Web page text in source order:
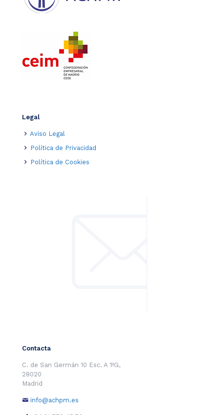
Legal
Aviso Legal
Política de Privacidad
Política de Cookies
Contacta
C. de San Germán 10 Esc. A 1ºG,
28020
Madrid
info@achpm.es